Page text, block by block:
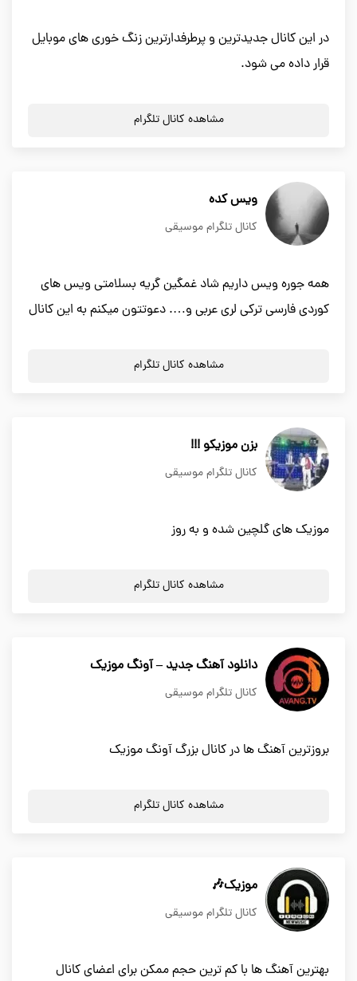
در این کانال جدیدترین و پرطرفدارترین زنگ خوری های موبایل
قرار داده می شود.
مشاهده کانال تلگرام
ویس کده
کانال تلگرام موسیقی
همه جوره ویس داریم شاد غمگین گریه بسلامتی ویس های
کوردی فارسی ترکی لری عربی و…. دعوتتون میکنم به این کانال
مشاهده کانال تلگرام
بزن موزیکو !!!
کانال تلگرام موسیقی
موزیک های گلچین شده و به روز
مشاهده کانال تلگرام
دانلود آهنگ جدید – آونگ موزیک
کانال تلگرام موسیقی
بروزترین آهنگ ها در کانال بزرگ آونگ موزیک
مشاهده کانال تلگرام
موزیک🎶
کانال تلگرام موسیقی
بهترین آهنگ ها با کم ترین حجم ممکن برای اعضای کانال